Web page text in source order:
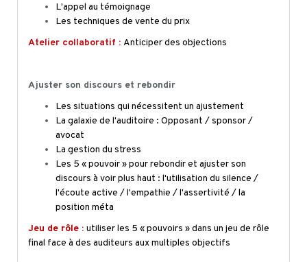
L'appel au témoignage
Les techniques de vente du prix
Atelier collaboratif : Anticiper des objections
Ajuster son discours et rebondir
Les situations qui nécessitent un ajustement
La galaxie de l'auditoire : Opposant / sponsor /
avocat
La gestion du stress
Les 5 « pouvoir » pour rebondir et ajuster son
discours à voir plus haut : l'utilisation du silence /
l'écoute active / l'empathie / l'assertivité / la
position méta
Jeu de rôle : utiliser les 5 « pouvoirs » dans un jeu de rôle
final face à des auditeurs aux multiples objectifs